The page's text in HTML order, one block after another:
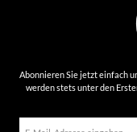
Abonnieren Sie jetzt einfach
werden stets unter den